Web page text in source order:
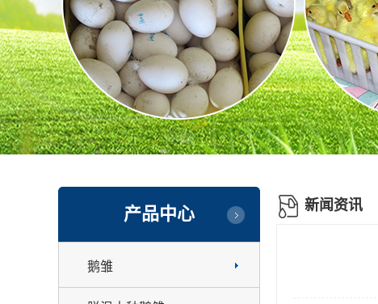
新闻资讯
产品中心
鹅雏